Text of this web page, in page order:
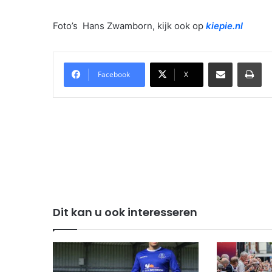
Foto’s Hans Zwamborn, kijk ook op kiepie.nl
Facebook X
Delen via Email
Dit kan u ook interesseren